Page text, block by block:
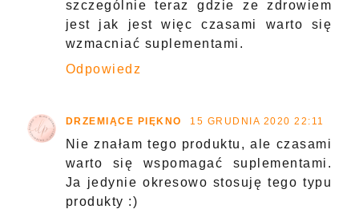
szczególnie teraz gdzie ze zdrowiem
jest jak jest więc czasami warto się
wzmacniać suplementami.
Odpowiedz
DRZEMIĄCE PIĘKNO 15 GRUDNIA 2020 22:11
Nie znałam tego produktu, ale czasami
warto się wspomagać suplementami.
Ja jedynie okresowo stosuję tego typu
produkty :)